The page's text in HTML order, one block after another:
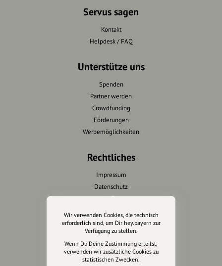
Servus sagen
Kontakt
Helpdesk / FAQ
Unterstütze uns
Spenden
Partner werden
Crowdfunding
Förderungen
Werbemöglichkeiten
Rechtliches
Impressum
Datenschutz
AGB
Presse
Mediakit
Wir verwenden Cookies, die technisch
erforderlich sind, um Dir hey.bayern zur
Verfügung zu stellen.
Wenn Du Deine Zustimmung erteilst,
verwenden wir zusätzliche Cookies zu
statistischen Zwecken.